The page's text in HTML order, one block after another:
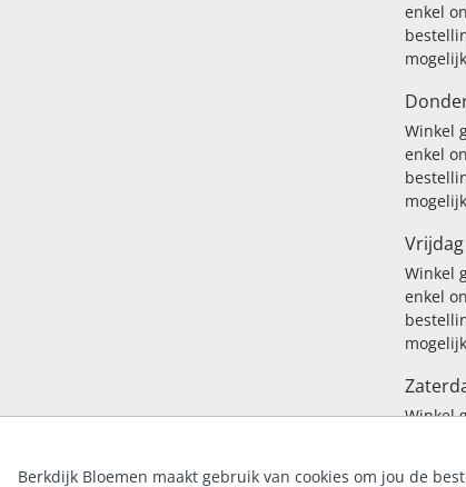
enkel
mogelijk
Winkel
enkel
mogelijk
Vrijdag
Winkel
enkel
mogelijk
Winkel
Berkdijk Bloemen maakt gebruik van cookies om jou de